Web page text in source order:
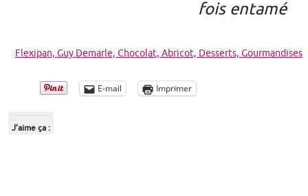
fois entamé
Flexipan, Guy Demarle, Chocolat, Abricot, Desserts, Gourmandises
E-mail Imprimer
J’aime ça :